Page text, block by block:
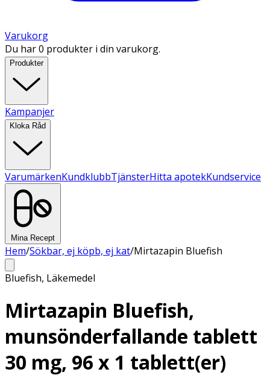
Varukorg
Du har 0 produkter i din varukorg.
Produkter
Kampanjer
Kloka Råd
VarumärkenKundklubbTjänsterHitta apotekKundservice
Mina Recept
Hem/Sökbar, ej köpb, ej kat/Mirtazapin Bluefish
Bluefish, Läkemedel
Mirtazapin Bluefish,
munsönderfallande tablett
30 mg, 96 x 1 tablett(er)